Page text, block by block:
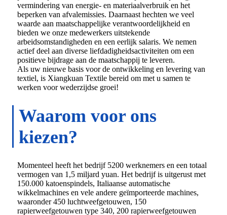
vermindering van energie- en materiaalverbruik en het
beperken van afvalemissies. Daarnaast hechten we veel
waarde aan maatschappelijke verantwoordelijkheid en
bieden we onze medewerkers uitstekende
arbeidsomstandigheden en een eerlijk salaris. We nemen
actief deel aan diverse liefdadigheidsactiviteiten om een ​​
positieve bijdrage aan de maatschappij te leveren.
Als uw nieuwe basis voor de ontwikkeling en levering van
textiel, is Xiangkuan Textile bereid om met u samen te
werken voor wederzijdse groei!
Waarom voor ons
kiezen?
Momenteel heeft het bedrijf 5200 werknemers en een totaal
vermogen van 1,5 miljard yuan. Het bedrijf is uitgerust met
150.000 katoenspindels, Italiaanse automatische
wikkelmachines en vele andere geïmporteerde machines,
waaronder 450 luchtweefgetouwen, 150
rapierweefgetouwen type 340, 200 rapierweefgetouwen